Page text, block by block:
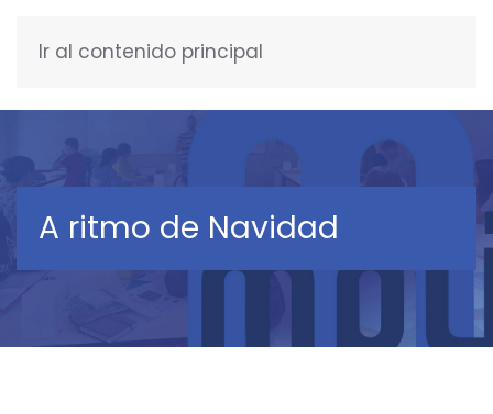
Ir al contenido principal
A ritmo de Navidad